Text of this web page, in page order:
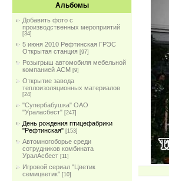
Альбомы
Добавить фото с
производственных мероприятий
[34]
5 июня 2010 Рефтинская ГРЭС
Открытая станция [97]
Розыгрыш автомобиля мебельной
компанией АСМ [9]
Открытие завода
теплоизоляционных материалов
[24]
"Супербабушка" ОАО
"Ураласбест" [247]
День рождения птицефабрики
"Рефтинская" [153]
Автомногоборье среди
сотрудников комбината
УралАсбест [11]
Игровой сериал "Цветик
семицветик" [10]